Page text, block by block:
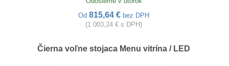
Od 815,64 € bez DPH
(1 003,24 € s DPH)
Čierna voľne stojaca Menu vitrína / LED